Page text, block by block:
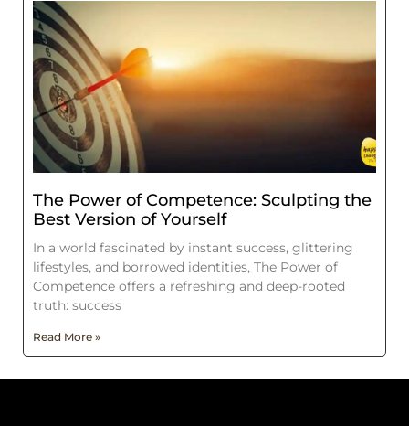
The Power of Competence: Sculpting the
Best Version of Yourself
In a world fascinated by instant success, glittering
lifestyles, and borrowed identities, The Power of
Competence offers a refreshing and deep-rooted
truth: success
Read More »